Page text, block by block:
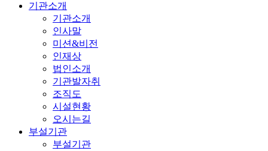
기관소개
기관소개
인사말
미션&비전
인재상
법인소개
기관발자취
조직도
시설현황
오시는길
부설기관
부설기관